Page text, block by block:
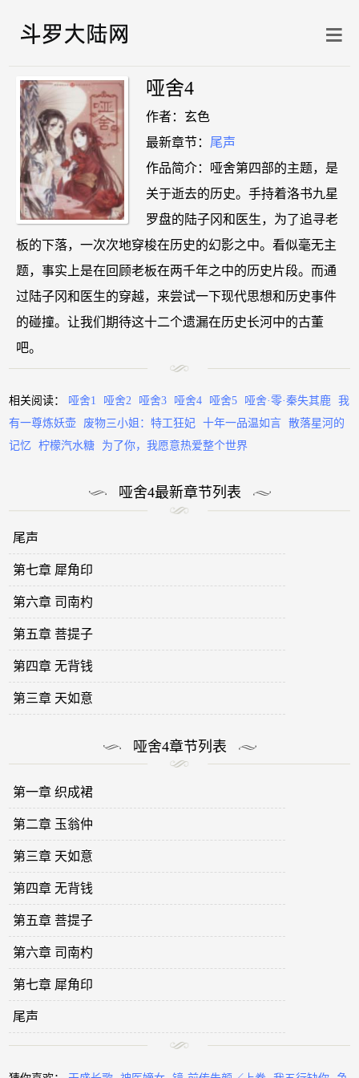
哑舍4
作者：玄色
最新章节： 尾声
作品简介：哑舍第四部的主题，是
关于逝去的历史。手持着洛书九星
罗盘的陆子冈和医生，为了追寻老
板的下落，一次次地穿梭在历史的幻影之中。看似毫无主
题，事实上是在回顾老板在两千年之中的历史片段。而通
过陆子冈和医生的穿越，来尝试一下现代思想和历史事件
的碰撞。让我们期待这十二个遗漏在历史长河中的古董
吧。
相关阅读： 哑舍1 哑舍2 哑舍3 哑舍4 哑舍5 哑舍·零·秦失其鹿
我
有一尊炼妖壶
废物三小姐：特工狂妃 十年一品温如言
散落星河的
记忆
柠檬汽水糖 为了你，我愿意热爱整个世界
哑舍4最新章节列表
尾声
第七章 犀角印
第六章 司南杓
第五章 菩提子
第四章 无背钱
第三章 天如意
哑舍4章节列表
第一章 织成裙
第二章 玉翁仲
第三章 天如意
第四章 无背钱
第五章 菩提子
第六章 司南杓
第七章 犀角印
尾声